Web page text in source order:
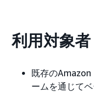
利用対象者
既存のAmazon
ームを通じて